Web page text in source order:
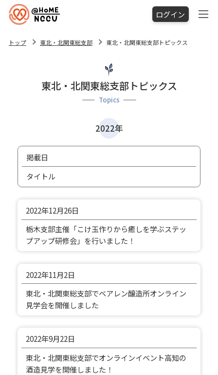
ログイン
トップ 東北・北関東総支部 東北・北関東総支部トピックス
東北・北関東総支部トピックス
Topics
2022年
掲載日
タイトル
2022年12月26日
栃木支部主催「こけ玉作りから癒しを学ぶステッ
プアップ研修会」を行いました！
2022年11月2日
東北・北関東総支部でベアレン醸造所オンライン
見学会を開催しました
2022年9月22日
東北・北関東総支部でオンラインイベント高知の
酒造見学を開催しました！